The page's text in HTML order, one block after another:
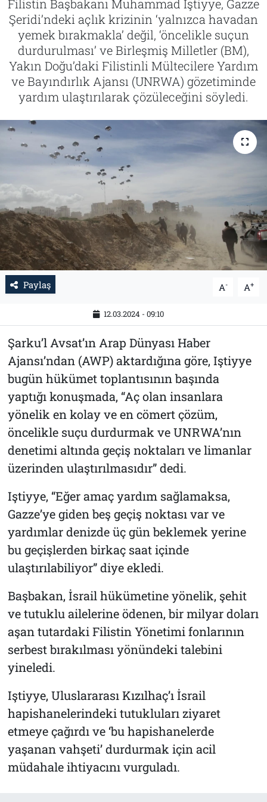
Filistin Başbakanı Muhammad Iştiyye, Gazze
Şeridi’ndeki açlık krizinin ‘yalnızca havadan
yemek bırakmakla’ değil, ‘öncelikle suçun
durdurulması’ ve Birleşmiş Milletler (BM),
Yakın Doğu’daki Filistinli Mültecilere Yardım
ve Bayındırlık Ajansı (UNRWA) gözetiminde
yardım ulaştırılarak çözüleceğini söyledi.
Paylaş A- A+
12.03.2024 - 09:10
Şarku’l Avsat’ın Arap Dünyası Haber
Ajansı’ndan (AWP) aktardığına göre, Iştiyye
bugün hükümet toplantısının başında
yaptığı konuşmada, “Aç olan insanlara
yönelik en kolay ve en cömert çözüm,
öncelikle suçu durdurmak ve UNRWA’nın
denetimi altında geçiş noktaları ve limanlar
üzerinden ulaştırılmasıdır” dedi.
Iştiyye, “Eğer amaç yardım sağlamaksa,
Gazze’ye giden beş geçiş noktası var ve
yardımlar denizde üç gün beklemek yerine
bu geçişlerden birkaç saat içinde
ulaştırılabiliyor” diye ekledi.
Başbakan, İsrail hükümetine yönelik, şehit
ve tutuklu ailelerine ödenen, bir milyar doları
aşan tutardaki Filistin Yönetimi fonlarının
serbest bırakılması yönündeki talebini
yineledi.
Iştiyye, Uluslararası Kızılhaç’ı İsrail
hapishanelerindeki tutukluları ziyaret
etmeye çağırdı ve ‘bu hapishanelerde
yaşanan vahşeti’ durdurmak için acil
müdahale ihtiyacını vurguladı.
Tarih
İletişim
Künye